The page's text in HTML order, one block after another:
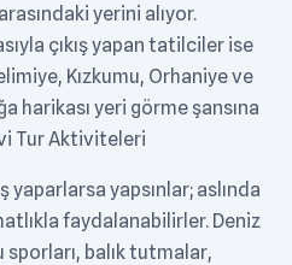
yerini alıyor.
çıkış yapan tatilciler ise
Kızkumu, Orhaniye ve
harikası yeri görme şansına
Tur Aktiviteleri
yaparlarsa yapsınlar; aslında
faydalanabilirler. Deniz
sporları, balık tutmalar,